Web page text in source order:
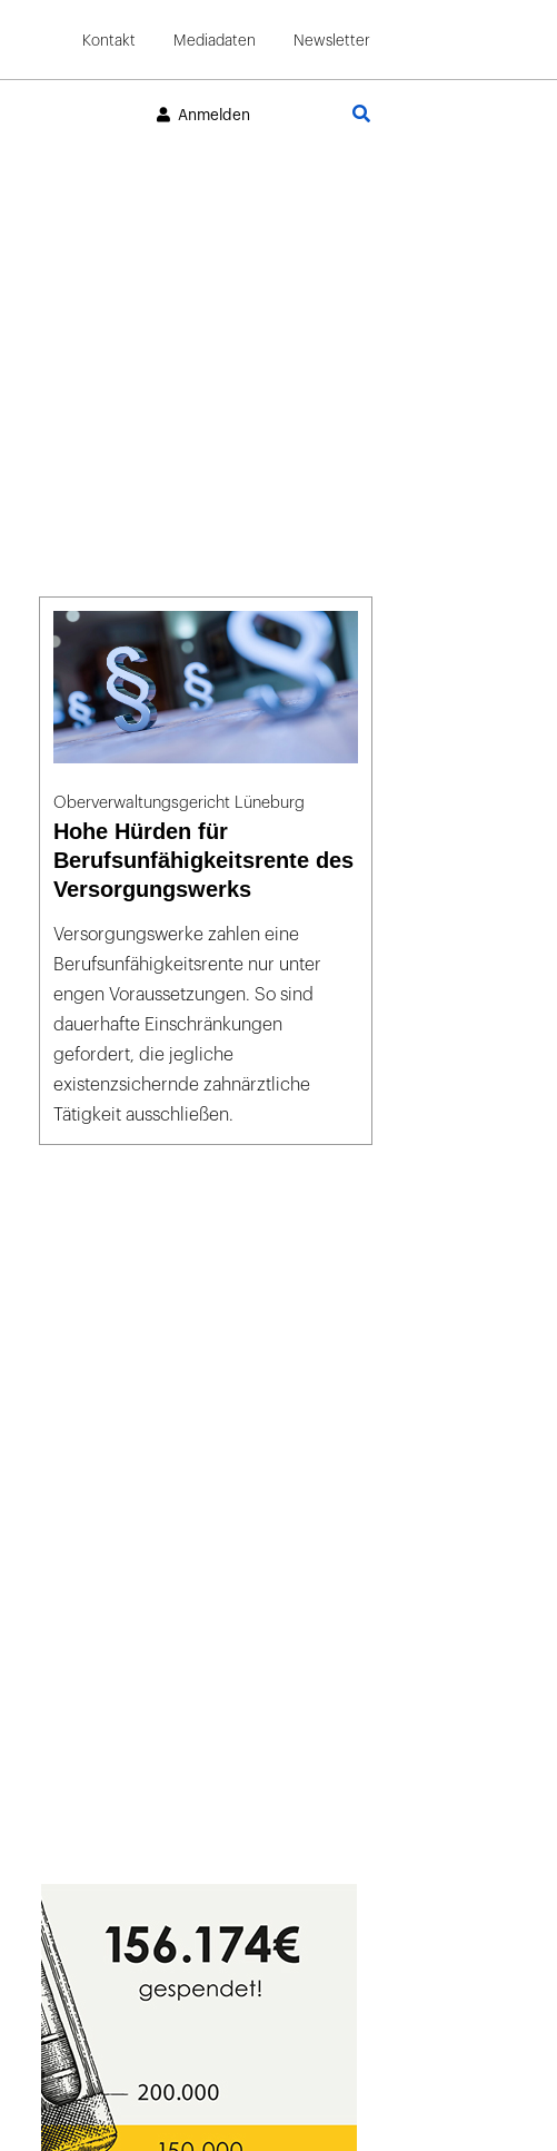
Kontakt Mediadaten Newsletter
Anmelden
Oberverwaltungsgericht Lüneburg
Hohe Hürden für
Berufsunfähigkeitsrente des
Versorgungswerks
Versorgungswerke zahlen eine
Berufsunfähigkeitsrente nur unter
engen Voraussetzungen. So sind
dauerhafte Einschränkungen
gefordert, die jegliche
existenzsichernde zahnärztliche
Tätigkeit ausschließen.